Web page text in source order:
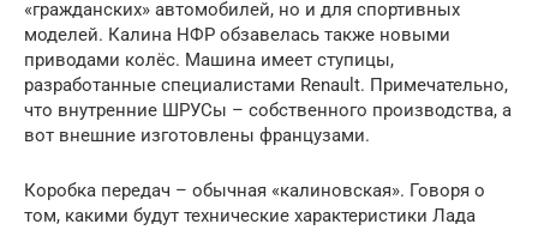
«гражданских» автомобилей, но и для спортивных
моделей. Калина НФР обзавелась также новыми
приводами колёс. Машина имеет ступицы,
разработанные специалистами Renault. Примечательно,
что внутренние ШРУСы – собственного производства, а
вот внешние изготовлены французами.
Коробка передач – обычная «калиновская». Говоря о
том, какими будут технические характеристики Лада